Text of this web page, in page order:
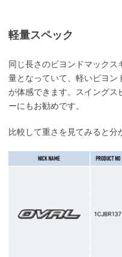
軽量スペック
同じ長さのビヨンドマック
量となっていて、軽いビヨン
が体感できます。スイングス
ーにもお勧めです。
比較して重さを見てみると分